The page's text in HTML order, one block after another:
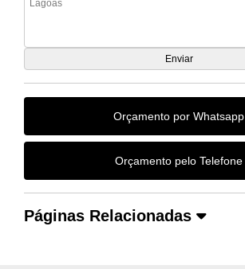
Orçamento por Whatsapp
Orçamento pelo Telefone
Páginas Relacionadas